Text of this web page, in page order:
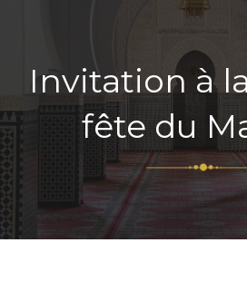
Invitation à
fête du